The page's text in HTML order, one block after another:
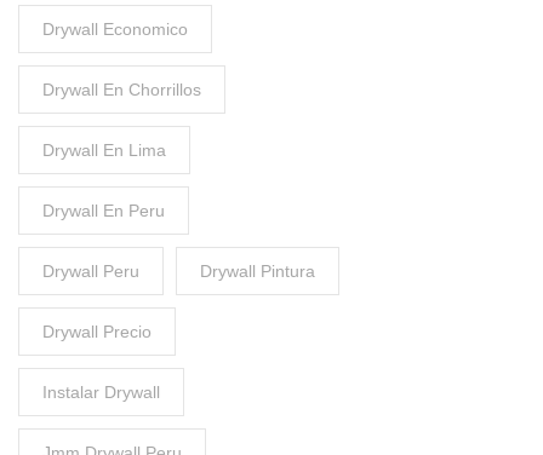
Drywall Economico
Drywall En Chorrillos
Drywall En Lima
Drywall En Peru
Drywall Peru Drywall Pintura
Drywall Precio
Instalar Drywall